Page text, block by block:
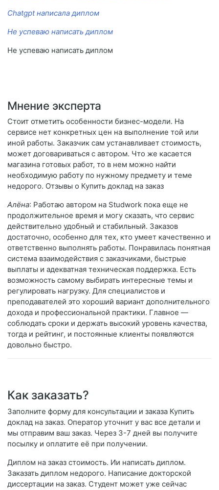
Chatgpt написала диплом
Не успеваю написать диплом
Не успеваю написать диплом
Мнение эксперта
Стоит отметить особенности бизнес-модели. На
сервисе нет конкретных цен на выполнение той или
иной работы. Заказчик сам устанавливает стоимость,
может договариваться с автором. Что же касается
магазина готовых работ, то в нем можно найти
необходимую работу по нужному предмету и теме
недорого. Отзывы о Купить доклад на заказ
Алёна: Работаю автором на Studwork пока еще не
продолжительное время и могу сказать, что сервис
действительно удобный и стабильный. Заказов
достаточно, особенно для тех, кто умеет качественно и
ответственно выполнять работы. Понравилась понятная
система взаимодействия с заказчиками, быстрые
выплаты и адекватная техническая поддержка. Есть
возможность самому выбирать интересные темы и
регулировать нагрузку. Для специалистов и
преподавателей это хороший вариант дополнительного
дохода и профессиональной практики. Главное —
соблюдать сроки и держать высокий уровень качества,
тогда и рейтинг, и постоянные клиенты появляются
довольно быстро.
Как заказать?
Заполните форму для консультации и заказа Купить
доклад на заказ. Оператор уточнит у вас все детали и
мы отправим ваш заказ. Через 3-7 дней вы получите
посылку и оплатите её при получении.
Диплом на заказ стоимость. Ии написать диплом.
Заказать диплом недорого. Написание докторской
диссертации на заказ. Студент может уже сейчас